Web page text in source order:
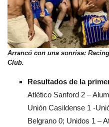
Arrancó con una sonrisa:
Club.
Resultados de la
Atlético Sanford 2 –
Unión Casildense 1 -
Belgrano 0; Unidos 1 –